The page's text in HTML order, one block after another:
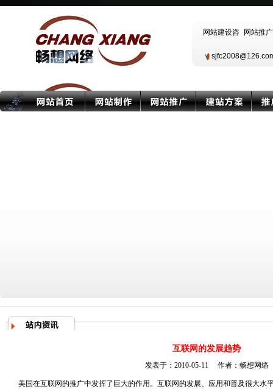
互联网的发展趋势
发表于：2010-05-11 作者： 畅想网络
美国在互联网的推广中发挥了巨大的作用。互联网的发展、应用和普及很大水